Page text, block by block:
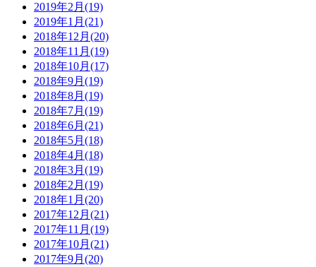
2019年2月(19)
2019年1月(21)
2018年12月(20)
2018年11月(19)
2018年10月(17)
2018年9月(19)
2018年8月(19)
2018年7月(19)
2018年6月(21)
2018年5月(18)
2018年4月(18)
2018年3月(19)
2018年2月(19)
2018年1月(20)
2017年12月(21)
2017年11月(19)
2017年10月(21)
2017年9月(20)